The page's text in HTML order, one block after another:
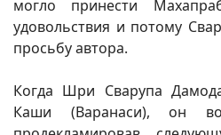
могло принести
удовольствия и потому
просьбу автора.
Когда Шри Сварупа
Каши (Варанаси), он